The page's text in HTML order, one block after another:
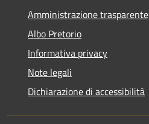
Amministrazione trasparente
Albo Pretorio
Informativa privacy
Note legali
Dichiarazione di accessibilità